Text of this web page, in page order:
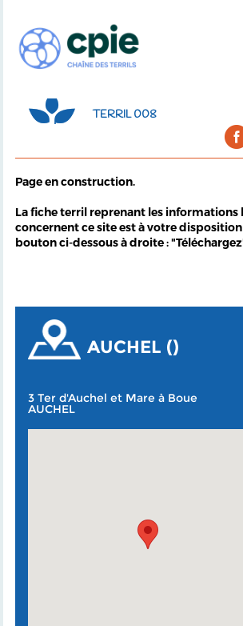
TERRIL 008
Page en construction.
La fiche terril reprenant les
concernent ce site est à votre
bouton ci-dessous à droite :
AUCHEL ()
3 Ter d'Auchel et Mare à Boue
AUCHEL